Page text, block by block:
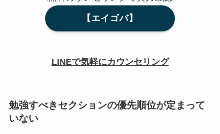
【エイゴバ】
LINEで気軽にカウンセリング
勉強すべきセクションの優先順位が定まって
いない